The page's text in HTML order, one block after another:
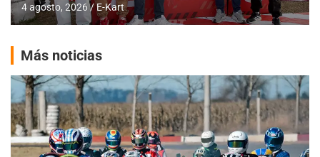
4 agosto, 2026 E-Kart
Más noticias